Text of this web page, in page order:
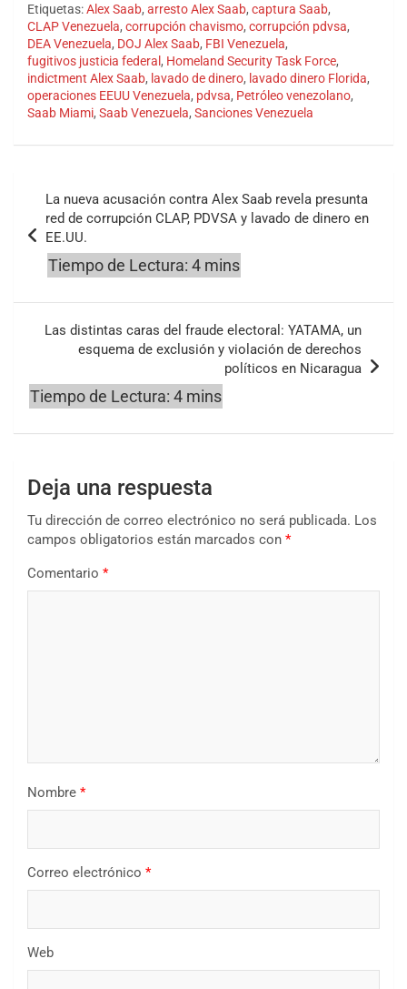
Etiquetas:Alex Saab, arresto Alex Saab, captura Saab,
CLAP Venezuela, corrupción chavismo, corrupción pdvsa,
DEA Venezuela, DOJ Alex Saab, FBI Venezuela,
fugitivos justicia federal , Homeland Security Task Force,
indictment Alex Saab, lavado de dinero, lavado dinero Florida,
operaciones EEUU Venezuela, pdvsa, Petróleo venezolano,
Saab Miami, Saab Venezuela, Sanciones Venezuela
entradas
La nueva acusación contra Alex Saab revela presunta
red de corrupción CLAP, PDVSA y lavado de dinero en
EE.UU.
Las distintas caras del fraude electoral: YATAMA, un
esquema de exclusión y violación de derechos
políticos en Nicaragua
Deja una respuesta
Tu dirección de correo electrónico no será publicada. Los
campos obligatorios están marcados con *
Comentario *
Nombre *
Correo electrónico *
Web